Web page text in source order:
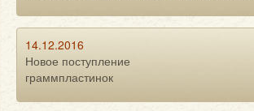
14.12.2016
Новое поступление
граммпластинок